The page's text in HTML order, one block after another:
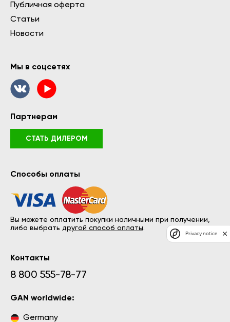
Публичная оферта
Статьи
Новости
Мы в соцсетях
Партнерам
СТАТЬ ДИЛЕРОМ
Способы оплаты
Вы можете оплатить покупки наличными при получении,
либо выбрать другой способ оплаты.
Контакты
8 800 555-78-77
GAN worldwide:
Germany
Privacy notice